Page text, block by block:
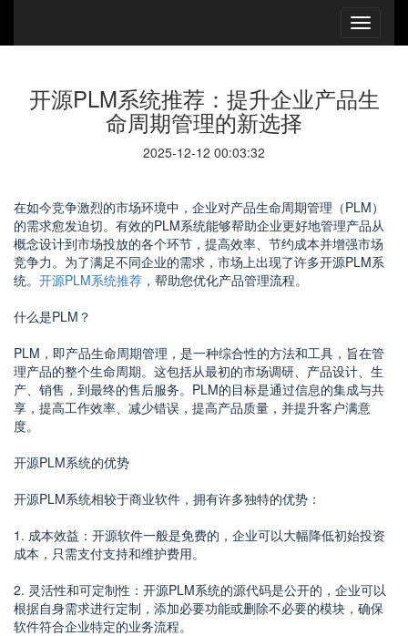
开源PLM系统推荐：提升企业产品生
命周期管理的新选择
2025-12-12 00:03:32
在如今竞争激烈的市场环境中，企业对产品生命周期管理（PLM）
的需求愈发迫切。有效的PLM系统能够帮助企业更好地管理产品从
概念设计到市场投放的各个环节，提高效率、节约成本并增强市场
竞争力。为了满足不同企业的需求，市场上出现了许多开源PLM系
统。 开源PLM系统推荐 ，帮助您优化产品管理流程。
什么是PLM？
PLM，即产品生命周期管理，是一种综合性的方法和工具，旨在管
理产品的整个生命周期。这包括从最初的市场调研、产品设计、生
产、销售，到最终的售后服务。PLM的目标是通过信息的集成与共
享，提高工作效率、减少错误，提高产品质量，并提升客户满意
度。
开源PLM系统的优势
开源PLM系统相较于商业软件，拥有许多独特的优势：
1. 成本效益：开源软件一般是免费的，企业可以大幅降低初始投资
成本，只需支付支持和维护费用。
2. 灵活性和可定制性：开源PLM系统的源代码是公开的，企业可以
根据自身需求进行定制，添加必要功能或删除不必要的模块，确保
软件符合企业特定的业务流程。